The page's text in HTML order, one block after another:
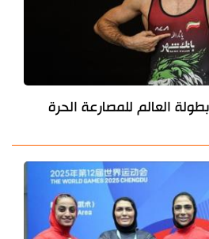
العالم للمصارعة الحرة